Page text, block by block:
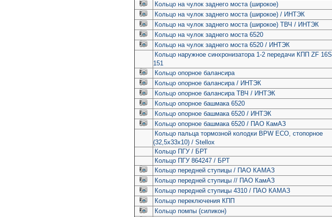
Кольцо на чулок заднего моста (широкое)
Кольцо на чулок заднего моста (широкое) / ИНТЭК
Кольцо на чулок заднего моста (широкое) ТВЧ / ИНТЭК
Кольцо на чулок заднего моста 6520
Кольцо на чулок заднего моста 6520 / ИНТЭК
Кольцо наружное синхронизатора 1-2 передачи КПП ZF 16S
151
Кольцо опорное балансира
Кольцо опорное балансира / ИНТЭК
Кольцо опорное балансира ТВЧ / ИНТЭК
Кольцо опорное башмака 6520
Кольцо опорное башмака 6520 / ИНТЭК
Кольцо опорное башмака 6520 / ПАО КамАЗ
Кольцо пальца тормозной колодки BPW ЕСО, стопорное
(32,5x33x10) / Stellox
Кольцо ПГУ / БРТ
Кольцо ПГУ 864247 / БРТ
Кольцо передней ступицы / ПАО КАМАЗ
Кольцо передней ступицы // ПАО КамАЗ
Кольцо передней ступицы 4310 / ПАО КАМАЗ
Кольцо переключения КПП
Кольцо помпы (силикон)